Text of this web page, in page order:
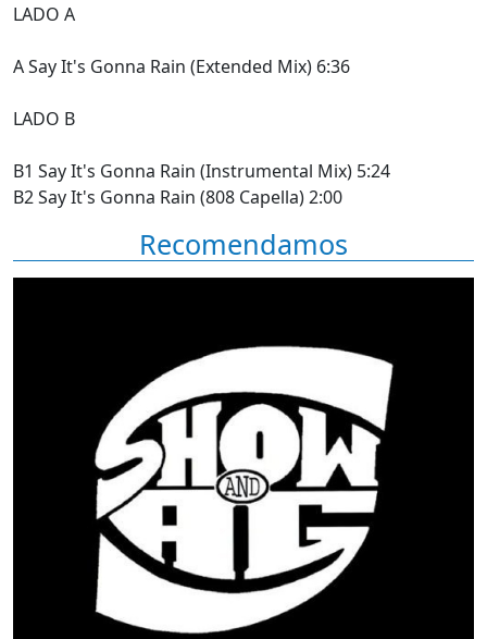
LADO A
A Say It's Gonna Rain (Extended Mix) 6:36
LADO B
B1 Say It's Gonna Rain (Instrumental Mix) 5:24
B2 Say It's Gonna Rain (808 Capella) 2:00
Recomendamos